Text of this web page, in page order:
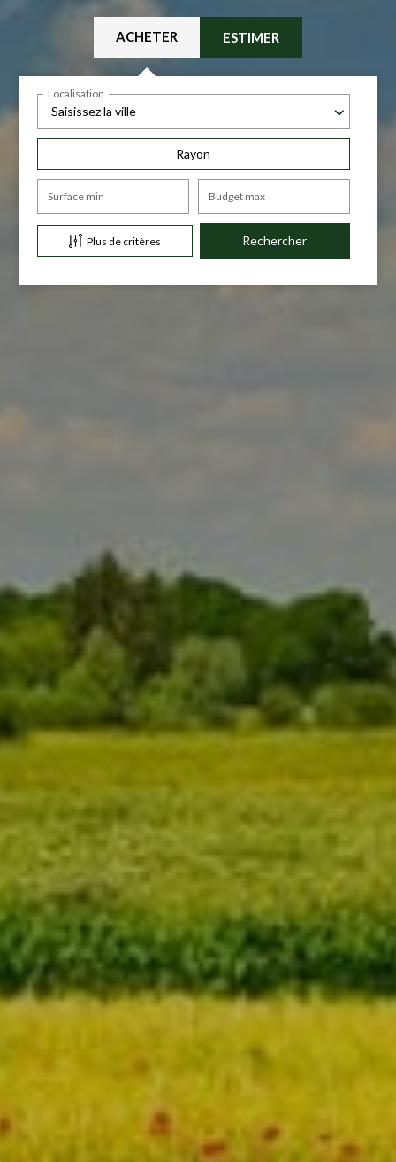
ACHETER ESTIMER
Saisissez la ville
Localisation
Surface min Budget max
Rayon
Plus de critères